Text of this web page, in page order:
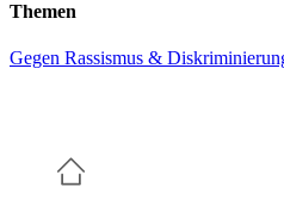
Themen
Gegen Rassismus &